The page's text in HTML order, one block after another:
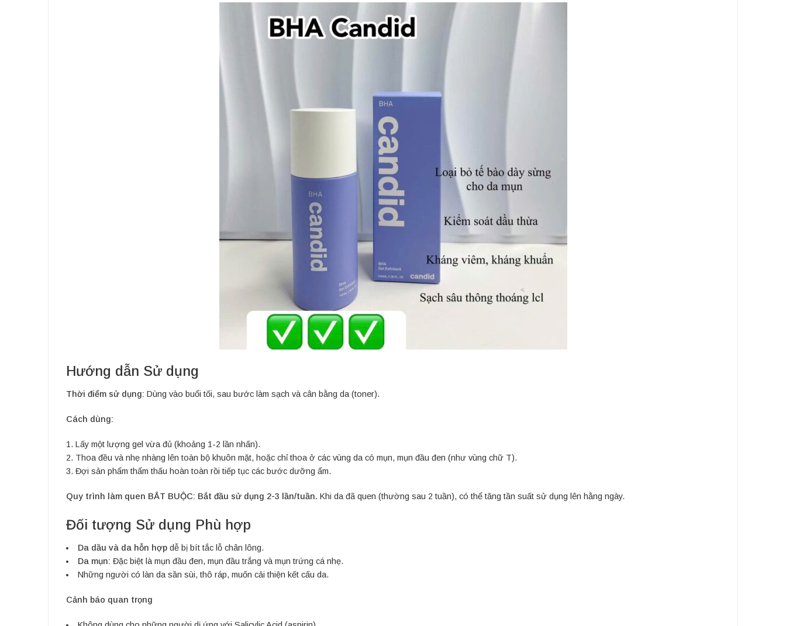
Hướng dẫn Sử dụng
Thời điểm sử dụng: Dùng vào buổi tối, sau bước làm sạch và cân bằng da (toner).
Cách dùng:
Lấy một lượng gel vừa đủ (khoảng 1-2 lần nhấn).
Thoa đều và nhẹ nhàng lên toàn bộ khuôn mặt, hoặc chỉ thoa ở các vùng da có mụn, mụn đầu đen (như vùng chữ T).
Đợi sản phẩm thẩm thấu hoàn toàn rồi tiếp tục các bước dưỡng ẩm.
Quy trình làm quen BẮT BUỘC: Bắt đầu sử dụng 2-3 lần/tuần. Khi da đã quen (thường sau 2 tuần), có thể tăng tần suất sử dụng lên hằng ngày.
Đối tượng Sử dụng Phù hợp
Da dầu và da hỗn hợpdễ bị bít tắc lỗ chân lông.
Da mụn: Đặc biệt là mụn đầu đen, mụn đầu trắng và mụn trứng cá nhẹ.
Những người có làn da sần sùi, thô ráp, muốn cải thiện kết cấu da.
Cảnh báo quan trọng